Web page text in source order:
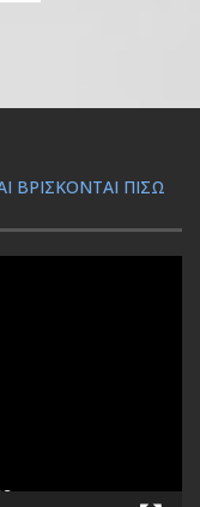
ΒΡΊΣΚΟΝΤΑΙ ΠΊΣΩ